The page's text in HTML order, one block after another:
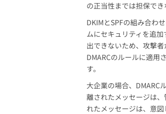
の正当性までは担保でき
DKIMとSPFの組み合わ
ムにセキュリティを追
出できないため、攻撃
DMARCのルールに適用
す。
大企業の場合、DMARC
離されたメッセージは
れたメッセージは、意